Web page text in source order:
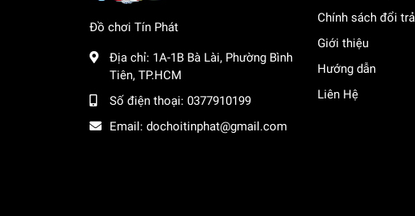
Đồ chơi Tín Phát
Địa chỉ: 1A-1B Bà Lài, Phường Bình
Tiên, TP.HCM
Số điện thoại: 0377910199
Email: dochoitinphat@gmail.com
Chính sách đổi trả
Giới thiệu
Hướng dẫn
Liên Hệ